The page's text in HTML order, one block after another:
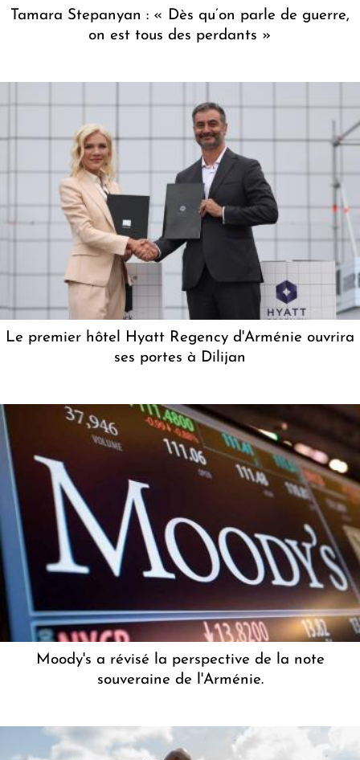
Tamara Stepanyan : « Dès qu’on parle de guerre,
on est tous des perdants »
Le premier hôtel Hyatt Regency d'Arménie ouvrira
ses portes à Dilijan
Moody's a révisé la perspective de la note
souveraine de l'Arménie.